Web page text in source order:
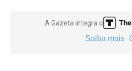
A Gazeta integra o
Saiba mais